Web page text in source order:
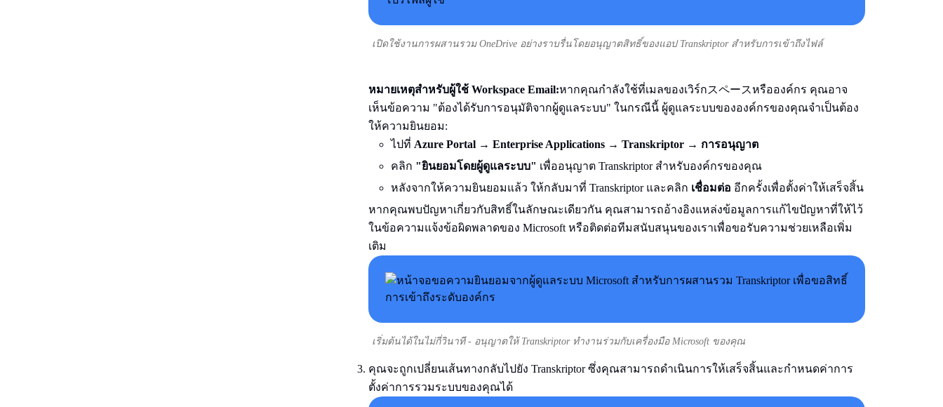
เปิดใช้งานการผสานรวม OneDrive อย่างราบรื่นโดยอนุญาตสิทธิ์ของแอป Transkriptor สำหรับการเข้าถึงไฟล์
หมายเหตุสำหรับผู้ใช้ Workspace Email:หากคุณกำลังใช้ที่เมลของเวิร์กスペースหรือองค์กร คุณอาจ
เห็นข้อความ "ต้องได้รับการอนุมัติจากผู้ดูแลระบบ" ในกรณีนี้ ผู้ดูแลระบบขององค์กรของคุณจำเป็นต้อง
ให้ความยินยอม:
ไปที่ Azure Portal → Enterprise Applications → Transkriptor → การอนุญาต
คลิก "ยินยอมโดยผู้ดูแลระบบ" เพื่ออนุญาต Transkriptor สำหรับองค์กรของคุณ
หลังจากให้ความยินยอมแล้ว ให้กลับมาที่ Transkriptor และคลิก เชื่อมต่อ อีกครั้งเพื่อตั้งค่าให้เสร็จสิ้น
หากคุณพบปัญหาเกี่ยวกับสิทธิ์ในลักษณะเดียวกัน คุณสามารถอ้างอิงแหล่งข้อมูลการแก้ไขปัญหาที่ให้ไว้
ในข้อความแจ้งข้อผิดพลาดของ Microsoft หรือติดต่อทีมสนับสนุนของเราเพื่อขอรับความช่วยเหลือเพิ่ม
เติม
เริ่มต้นได้ในไม่กี่วินาที - อนุญาตให้ Transkriptor ทำงานร่วมกับเครื่องมือ Microsoft ของคุณ
คุณจะถูกเปลี่ยนเส้นทางกลับไปยัง Transkriptor ซึ่งคุณสามารถดำเนินการให้เสร็จสิ้นและกำหนดค่าการ
ตั้งค่าการรวมระบบของคุณได้